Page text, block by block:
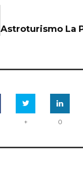
Astroturismo La
+ 0